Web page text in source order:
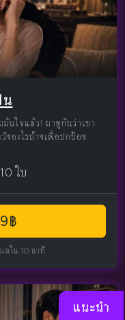
นใจแล้ว! มาดูกันว่าเขา
งอะไรบ้างเพื่อปกป้อง
ใบ
฿
ใน 10 นาที
แนะนำ